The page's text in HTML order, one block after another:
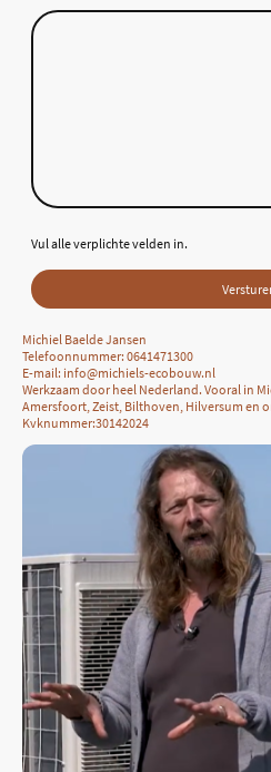
Vul alle verplichte velden in.
Michiel Baelde Jansen
Telefoonnummer: 0641471300
E-mail: info@michiels-ecobouw.nl
Werkzaam door heel Nederland. Vooral in
Amersfoort, Zeist, Bilthoven, Hilversum en
Kvknummer:30142024